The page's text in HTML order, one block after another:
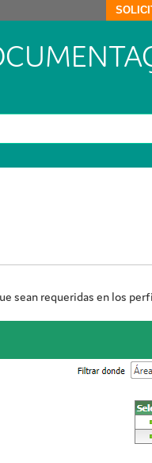
sean requeridas en los